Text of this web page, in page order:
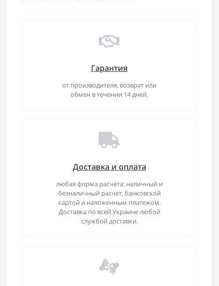
Гарантия
от производителя, возврат или
обмен в течении 14 дней.
Доставка и оплата
любая форма расчёта: наличный и
безналичный расчет, банковской
картой и наложенным платежом.
Доставка по всей Украине любой
службой доставки.